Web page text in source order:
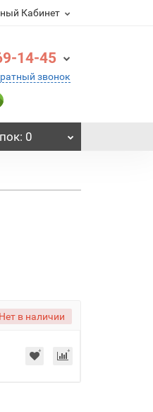
Кабинет
14-45
звонок
: 0
Нет в наличии